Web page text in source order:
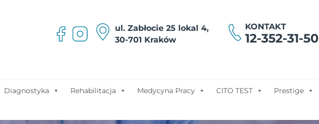
ul. Zabłocie 25 lokal 4,
30-701 Kraków
KONTAKT
12-352-31-50
Diagnostyka Rehabilitacja Medycyna Pracy CITO TEST Prestige